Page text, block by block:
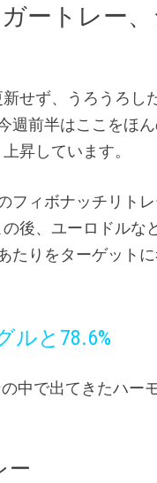
ートレー
せず、うろうろし
週前半はここをほ
昇しています。
フィボナッチリト
後、ユーロドルな
たりをターゲット
ルと78.6%
中で出てきたハー
ー